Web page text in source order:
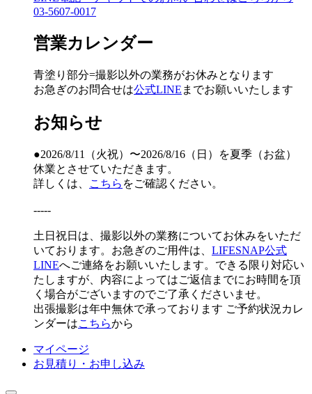
03-5607-0017
営業カレンダー
青塗り 部分=撮影以外の業務がお休みとなります
お急ぎのお問合せは公式LINE までお願いいたします
お知らせ
●2026/8/11（火祝）〜2026/8/16（日）を夏季（お盆）
休業とさせていただきます。
詳しくは、
こちら をご確認ください。
-----
土日祝日は、撮影以外の業務についてお休みをいただ
いております。お急ぎのご用件は、 LIFESNAP公式
LINEへご連絡をお願いいたします。できる限り対応い
たしますが、内容によってはご返信までにお時間を頂
く場合がございますのでご了承くださいませ。
出張撮影は年中無休で承っております ご予約状況カレ
ンダーはこちらから
マイページ
お見積り・お申し込み